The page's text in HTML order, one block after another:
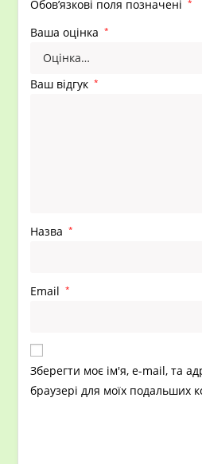
Обов’язкові поля позначені
Ваша оцінка *
Ваш відгук *
Назва *
Email *
Зберегти моє ім'я, e-mail, та
браузері для моїх подальших